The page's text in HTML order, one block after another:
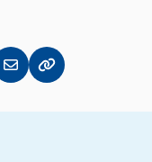
Jaa sähköpostitse
Kopioi linkki